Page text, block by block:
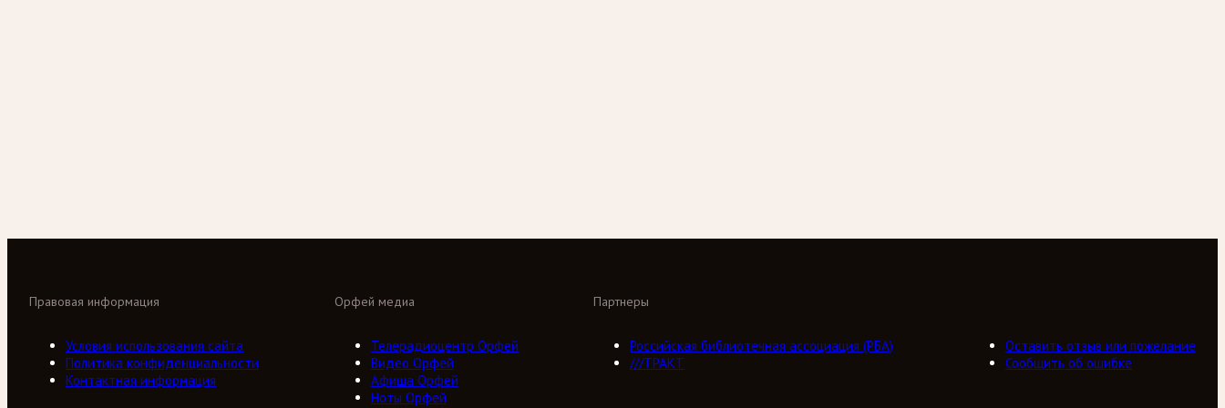
Орфей медиа
Телерадиоцентр Орфей
Видео Орфей
Афиша Орфей
Ноты Орфей
Партнеры
Российская библиотечная ассоциация (РБА)
///ТРАКТ
Правовая информация
Условия использования сайта
Политика конфиденциальности
Контактная информация
Оставить отзыв или пожелание
Сообщить об ошибке